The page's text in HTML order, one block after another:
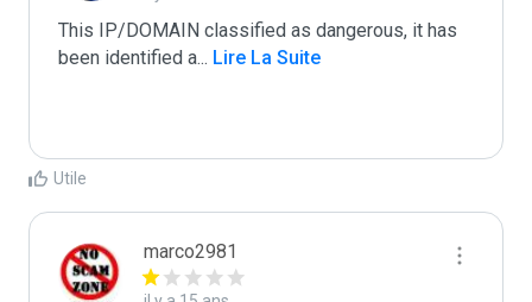
This IP/DOMAIN classified as dangerous, it has
been identified a... Lire La Suite
Utile
marco2981